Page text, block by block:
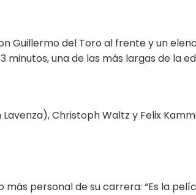
Guillermo del Toro al frente y un
minutos, una de las más largas de la
Christoph Waltz y Felix
personal de su carrera: “Es la